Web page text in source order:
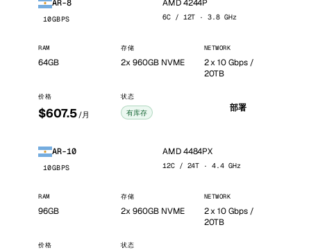
AR-8
10GBPS
AMD 4244P
6C / 12T · 3.8 GHz
RAM
64GB
存储
2x 960GB NVME
NETWORK
2 x 10 Gbps /
20TB
价格
$607.5 /月
状态
有库存 部署
AR-10
10GBPS
AMD 4484PX
12C / 24T · 4.4 GHz
RAM
96GB
存储
2x 960GB NVME
NETWORK
2 x 10 Gbps /
20TB
价格 状态